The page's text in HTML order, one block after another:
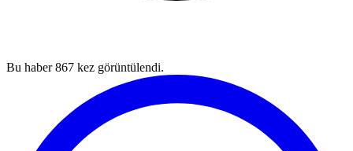
Bu haber867 kez görüntülendi.